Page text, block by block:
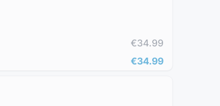
€34.99
€34.99